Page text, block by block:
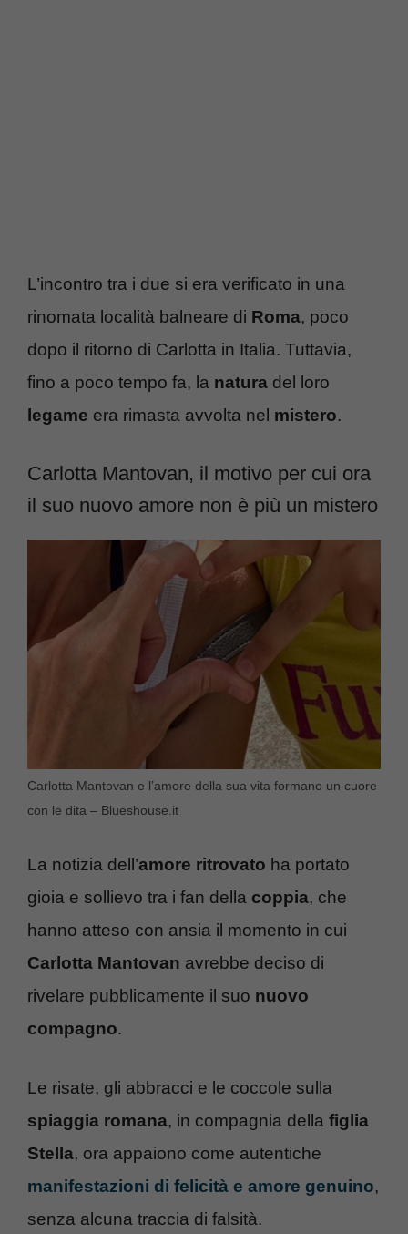
L’incontro tra i due si era verificato in una
rinomata località balneare di Roma, poco
dopo il ritorno di Carlotta in Italia. Tuttavia,
fino a poco tempo fa, la natura del loro
legame era rimasta avvolta nel mistero.
Carlotta Mantovan, il motivo per cui ora
il suo nuovo amore non è più un mistero
Carlotta Mantovan e l’amore della sua vita formano un cuore
con le dita – Blueshouse.it
La notizia dell’amore ritrovato ha portato
gioia e sollievo tra i fan della coppia, che
hanno atteso con ansia il momento in cui
Carlotta Mantovan avrebbe deciso di
rivelare pubblicamente il suo nuovo
compagno.
Le risate, gli abbracci e le coccole sulla
spiaggia romana, in compagnia della figlia
Stella, ora appaiono come autentiche
manifestazioni di felicità e amore genuino,
senza alcuna traccia di falsità.